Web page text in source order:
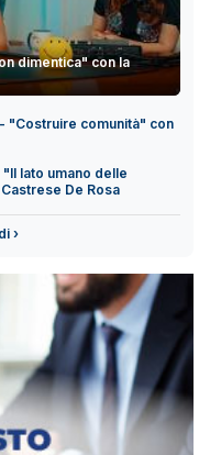
dimentica" con la
"Costruire comunità" con
lato umano delle
De Rosa
›